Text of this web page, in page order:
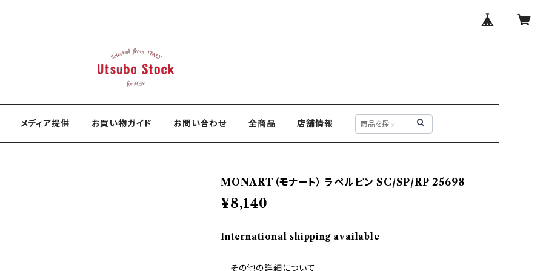
メディア提供 お買い物ガイド お問い合わせ 全商品 店舗情報
MONART（モナート） ラペルピン SC/SP/RP 25698
¥8,140
International shipping available
—その他の詳細について—